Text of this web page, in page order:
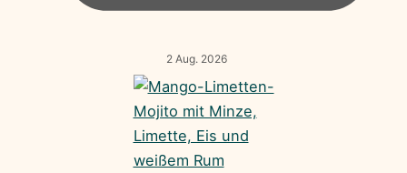
2 Aug. 2026